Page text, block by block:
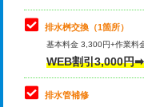
コンクリート斫り（厚
コンクリート斫り（厚
モルタル補修（厚さ10
交換・取付(単水栓（壁
式）)
交換・取付(混合水栓（
式・ワンホール）)
排水桝交換（1箇所）
基本料金 3,300円+作業料
WEB割引3,000円
排水管補修